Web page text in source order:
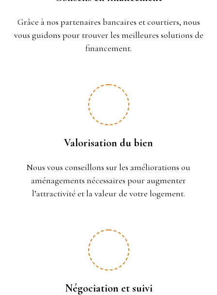
Grâce à nos partenaires bancaires et courtiers, nous
vous guidons pour trouver les meilleures solutions de
financement.
Valorisation du bien
Nous vous conseillons sur les améliorations ou
aménagements nécessaires pour augmenter
l’attractivité et la valeur de votre logement.
Négociation et suivi